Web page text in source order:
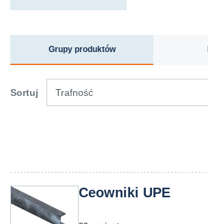
Grupy produktów
Sortuj Trafność
Ceowniki UPE